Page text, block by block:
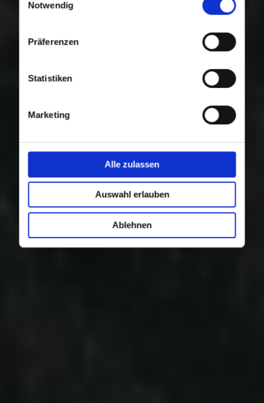
Nutzung der Dienste gesammelt haben.
Notwendig
Präferenzen
Statistiken
Marketing
Alle zulassen
Auswahl erlauben
Ablehnen